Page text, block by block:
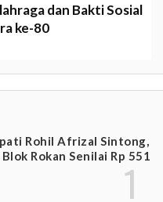
dan Bakti Sosial
ke-80
Rohil Afrizal Sintong,
Rokan Senilai Rp 551